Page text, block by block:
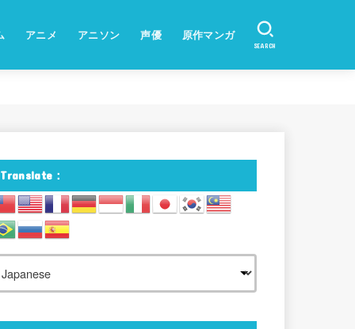
アニメ アニソン 声優 原作マンガ
SEARCH
Translate：